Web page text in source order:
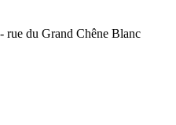
rue du Grand Chêne Blanc